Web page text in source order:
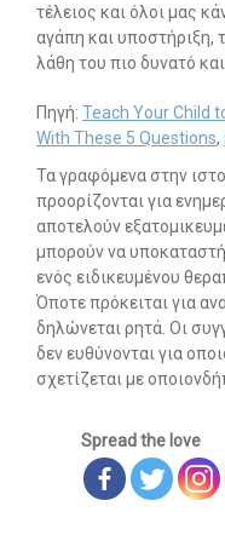
τέλειος και όλοι μας
αγάπη και υποστήριξη,
λάθη του πιο δυνατό
Πηγή: Teach Your Child
With These 5 Questions,
Τα γραφόμενα στην
προορίζονται για
αποτελούν
μπορούν να
ενός ειδικευμένου
Όποτε πρόκειται για
δηλώνεται ρητά. Οι
δεν ευθύνονται για
σχετίζεται με
Spread the love